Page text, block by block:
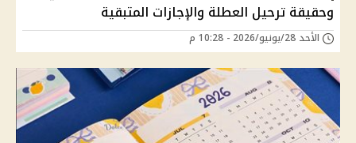
وحقيقة ترحيل العطلة والإجازات المتبقية
الأحد 28/يونيو/2026 - 10:28 م